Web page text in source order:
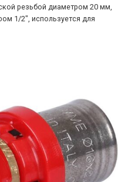
резьбой диаметром 20 мм,
1/2″, используется для